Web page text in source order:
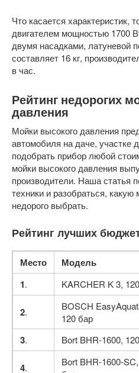
Что касается характеристик,
двигателем мощностью 1700
двумя насадками, латуневой
составляет 16 кг,
в час.
Рейтинг недорогих
давления
Мойки высокого давления
автомобиля на даче, участке
подобрать прибор любой
мойки высокого давления
производители. Наша статья
техники и разобраться,
недорого выбрать.
Рейтинг лучших
Место
Модель
1. KARCHER K 3,
2.
BOSCH
120 бар
3. Bort BHR-1600,
4.
Bort BHR-1600-